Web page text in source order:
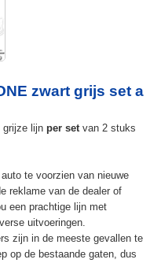
zwart grijs set a
lijn per setvan 2 stuks
te voorzien van nieuwe
reklame van de dealer of
een prachtige lijn met
uitvoeringen.
zijn in de meeste gevallen te
op de bestaande gaten, dus